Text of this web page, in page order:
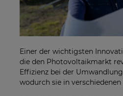
Einer der wichtigsten
die den Photovoltaikmarkt
Effizienz bei der
wodurch sie in